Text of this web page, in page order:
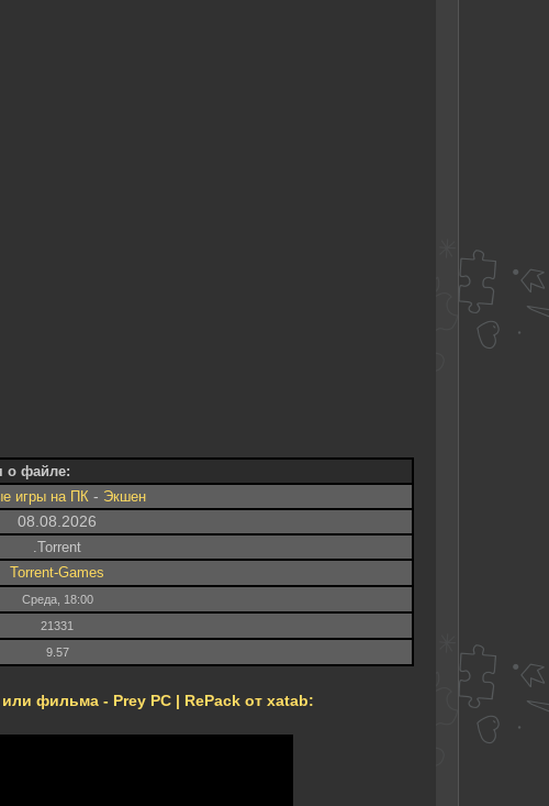
о файле:
игры на ПК - Экшен
08.08.2026
.Torrent
Torrent-Games
Среда, 18:00
21331
9.57
фильма - Prey PC | RePack от xatab: